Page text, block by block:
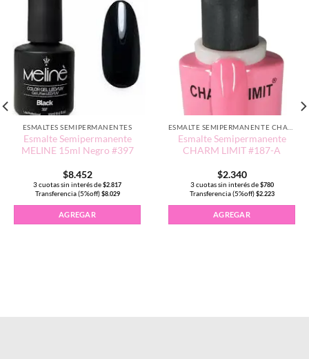
ESMALTES SEMIPERMANENTES
Esmalte Semipermanente
MELINE 15ml Negro #397
$8.452
3 cuotas sin interés de $2.817
Transferencia (5%off) $8.029
AGREGAR
Esmalte Semipermanente
CHARM LIMIT #187-A
$2.340
3 cuotas sin interés de $780
Transferencia (5%off) $2.223
AGREGAR
15ml color #141 cantidad